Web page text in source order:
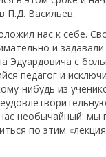
П.Д. Васильев.
нас к себе.
и
Эдуардовича с
педагог и
нибудь из
необычайный: мы
по этим